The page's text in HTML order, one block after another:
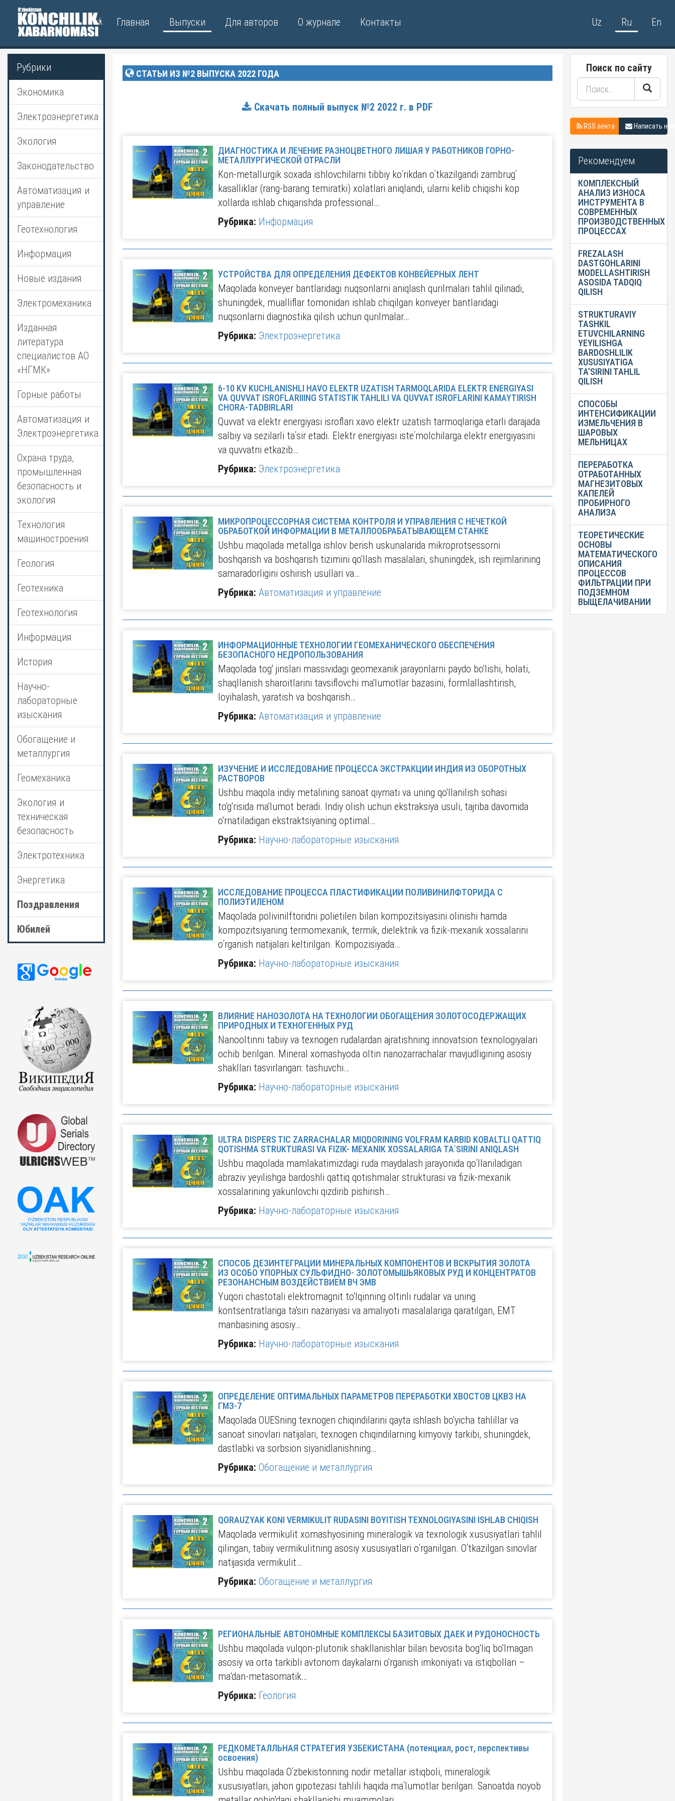
Главная Выпуски Для авторов О журнале Контакты Uz Ru En
Рубрики
Экономика
Электроэнергетика
Экология
Законодательство
Автоматизация и
управление
Геотехнология
Информация
Новые издания
Электромеханика
Изданная
литература
специалистов АО
«НГМК»
Горные работы
Автоматизация и
Электроэнергетика
Охрана труда,
промышленная
безопасность и
экология
Технология
машиностроения
Геология
Геотехника
Геотехнология
Информация
История
Научно-
лабораторные
изыскания
Обогащение и
металлургия
Геомеханика
Экология и
техническая
безопасность
Электротехника
Энергетика
Поздравления
Юбилей
СТАТЬИ ИЗ №2 ВЫПУСКА 2022 ГОДА
Скачать полный выпуск №2 2022 г. в PDF
ДИАГНОСТИКА И ЛЕЧЕНИЕ РАЗНОЦВЕТНОГО ЛИШАЯ У РАБОТНИКОВ ГОРНО-
МЕТАЛЛУРГИЧЕСКОЙ ОТРАСЛИ
Kon-metallurgik soxada ishlovchilarni tibbiy koʹrikdan oʹtkazilgandi zambrugʹ
kasalliklar (rang-barang temiratki) xolatlari aniqlandi, ularni kelib chiqishi kop
xollarda ishlab chiqarishda professional…
Рубрика: Информация
УСТРОЙСТВА ДЛЯ ОПРЕДЕЛЕНИЯ ДЕФЕКТОВ КОНВЕЙЕРНЫХ ЛЕНТ
Maqolada konveyer bantlaridagi nuqsonlarni aniqlash qurilmalari tahlil qilinadi,
shuningdek, mualliflar tomonidan ishlab chiqilgan konveyer bantlaridagi
nuqsonlarni diagnostika qilish uchun qurilmalar…
Рубрика: Электроэнергетика
6-10 KV KUCHLANISHLI HAVO ELEKTR UZATISH TARMOQLARIDA ELEKTR ENERGIYASI
VA QUVVAT ISROFLARIIING STATISTIK TAHLILI VA QUVVAT ISROFLARINI KAMAYTIRISH
CHORA-TADBIRLARI
Quvvat va elektr energiyasi isroflari xavo elektr uzatish tarmoqlariga etarli darajada
salbiy va sezilarli taʹsir etadi. Elektr energiyasi isteʹmolchilarga elektr energiyasini
va quvvatni etkazib…
Рубрика: Электроэнергетика
МИКРОПРОЦЕССОРНАЯ СИСТЕМА КОНТРОЛЯ И УПРАВЛЕНИЯ С НЕЧЕТКОЙ
ОБРАБОТКОЙ ИНФОРМАЦИИ В МЕТАЛЛООБРАБАТЫВАЮЩЕМ СТАНКЕ
Ushbu maqolada metallga ishlov berish uskunalarida mikroprotsessorni
boshqarish va boshqarish tizimini qo'llash masalalari, shuningdek, ish rejimlarining
samaradorligini oshirish usullari va…
Рубрика: Автоматизация и управление
ИНФОРМАЦИОННЫЕ ТЕХНОЛОГИИ ГЕОМЕХАНИЧЕСКОГО ОБЕСПЕЧЕНИЯ
БЕЗОПАСНОГО НЕДРОПОЛЬЗОВАНИЯ
Maqolada tog' jinslari massividagi geomexanik jarayonlarni paydo bo'lishi, holati,
shaqllanish sharoitlarini tavsiflovchi ma'lumotlar bazasini, formlallashtirish,
loyihalash, yaratish va boshqarish…
Рубрика: Автоматизация и управление
ИЗУЧЕНИЕ И ИССЛЕДОВАНИЕ ПРОЦЕССА ЭКСТРАКЦИИ ИНДИЯ ИЗ ОБОРОТНЫХ
РАСТВОРОВ
Ushbu maqola indiy metalining sanoat qiymati va uning qo'llanilish sohasi
to'g'risida ma'lumot beradi. Indiy olish uchun ekstraksiya usuli, tajriba davomida
o'rnatiladigan ekstraktsiyaning optimal…
Рубрика: Научно-лабораторные изыскания
ИССЛЕДОВАНИЕ ПРОЦЕССА ПЛАСТИФИКАЦИИ ПОЛИВИНИЛФТОРИДА С
ПОЛИЭТИЛЕНОМ
Maqolada polivinilftoridni polietilen bilan kompozitsiyasini olinishi hamda
kompozitsiyaning termomexanik, termik, dielektrik va fizik-mexanik xossalarini
oʹrganish natijalari keltirilgan. Kompozisiyada…
Рубрика: Научно-лабораторные изыскания
ВЛИЯНИЕ НАНОЗОЛОТА НА ТЕХНОЛОГИИ ОБОГАЩЕНИЯ ЗОЛОТОСОДЕРЖАЩИХ
ПРИРОДНЫХ И ТЕХНОГЕННЫХ РУД
Nanooltinni tabiiy va texnogen rudalardan ajratishning innovatsion texnologiyalari
ochib berilgan. Mineral xomashyoda oltin nanozarrachalar mavjudligining asosiy
shakllari tasvirlangan: tashuvchi…
Рубрика: Научно-лабораторные изыскания
ULTRA DISPERS TIC ZARRACHALAR MIQDORINING VOLFRAM KARBID KOBALTLI QATTIQ
QOTISHMA STRUKTURASI VA FIZIK- MEXANIK XOSSALARIGA TAʹSIRINI ANIQLASH
Ushbu maqolada mamlakatimizdagi ruda maydalash jarayonida qoʹllaniladigan
abraziv yeyilishga bardoshli qattiq qotishmalar strukturasi va fizik-mexanik
xossalarining yakunlovchi qizdirib pishirish…
Рубрика: Научно-лабораторные изыскания
СПОСОБ ДЕЗИНТЕГРАЦИИ МИНЕРАЛЬНЫХ КОМПОНЕНТОВ И ВСКРЫТИЯ ЗОЛОТА
ИЗ ОСОБО УПОРНЫХ СУЛЬФИДНО- ЗОЛОТОМЫШЬЯКОВЫХ РУД И КОНЦЕНТРАТОВ
РЕЗОНАНСНЫМ ВОЗДЕЙСТВИЕМ ВЧ ЭМВ
Yuqori chastotali elektromagnit to'lqinning oltinli rudalar va uning
kontsentratlariga ta'siri nazariyasi va amaliyoti masalalariga qaratilgan, EMT
manbasining asosiy…
Рубрика: Научно-лабораторные изыскания
ОПРЕДЕЛЕНИЕ ОПТИМАЛЬНЫХ ПАРАМЕТРОВ ПЕРЕРАБОТКИ ХВОСТОВ ЦКВЗ НА
ГМЗ-7
Maqolada OUESning texnogen chiqindilarini qayta ishlash bo'yicha tahlillar va
sanoat sinovlari natijalari, texnogen chiqindilarning kimyoviy tarkibi, shuningdek,
dastlabki va sorbsion siyanidlanishning…
Рубрика: Обогащение и металлургия
QORAUZYAK KONI VERMIKULIT RUDASINI BOYITISH TEXNOLOGIYASINI ISHLAB CHIQISH
Maqolada vermikulit xomashyosining mineralogik va texnologik xususiyatlari tahlil
qilingan, tabiiy vermikulitning asosiy xususiyatlari оʹrganilgan. Оʹtkazilgan sinovlar
natijasida vermikulit…
Рубрика: Обогащение и металлургия
РЕГИОНАЛЬНЫЕ АВТОНОМНЫЕ КОМПЛЕКСЫ БАЗИТОВЫХ ДАЕК И РУДОНОСНОСТЬ
Ushbu maqolada vulqon-plutonik shakllanishlar bilan bevosita bog'liq bo'lmagan
asosiy va orta tarkibli avtonom daykalarni o'rganish imkoniyati va istiqbollari –
ma’dan-metasomatik…
Рубрика: Геология
РЕДКОМЕТАЛЛЬНАЯ СТРАТЕГИЯ УЗБЕКИСТАНА (потенциал, рост, перспективы
освоения)
Ushbu maqolada Oʹzbekistonning nodir metallar istiqboli, mineralogik
xususiyatlari, jahon gipotezasi tahlili haqida maʹlumotlar berilgan. Sanoatda noyob
Поиск по сайту
RSS лента Написать нам
Рекомендуем
КОМПЛЕКСНЫЙ
АНАЛИЗ ИЗНОСА
ИНСТРУМЕНТА В
СОВРЕМЕННЫХ
ПРОИЗВОДСТВЕННЫХ
ПРОЦЕССАХ
FREZALASH
DASTGOHLARINI
MODELLASHTIRISH
ASOSIDA TADQIQ
QILISH
STRUKTURAVIY
TASHKIL
ETUVCHILARNING
YEYILISHGA
BARDOSHLILIK
XUSUSIYATIGA
TA’SIRINI TAHLIL
QILISH
СПОСОБЫ
ИНТЕНСИФИКАЦИИ
ИЗМЕЛЬЧЕНИЯ В
ШАРОВЫХ
МЕЛЬНИЦАХ
ПЕРЕРАБОТКА
ОТРАБОТАННЫХ
МАГНЕЗИТОВЫХ
КАПЕЛЕЙ
ПРОБИРНОГО
АНАЛИЗА
ТЕОРЕТИЧЕСКИЕ
ОСНОВЫ
МАТЕМАТИЧЕСКОГО
ОПИСАНИЯ
ПРОЦЕССОВ
ФИЛЬТРАЦИИ ПРИ
ПОДЗЕМНОМ
ВЫЩЕЛАЧИВАНИИ